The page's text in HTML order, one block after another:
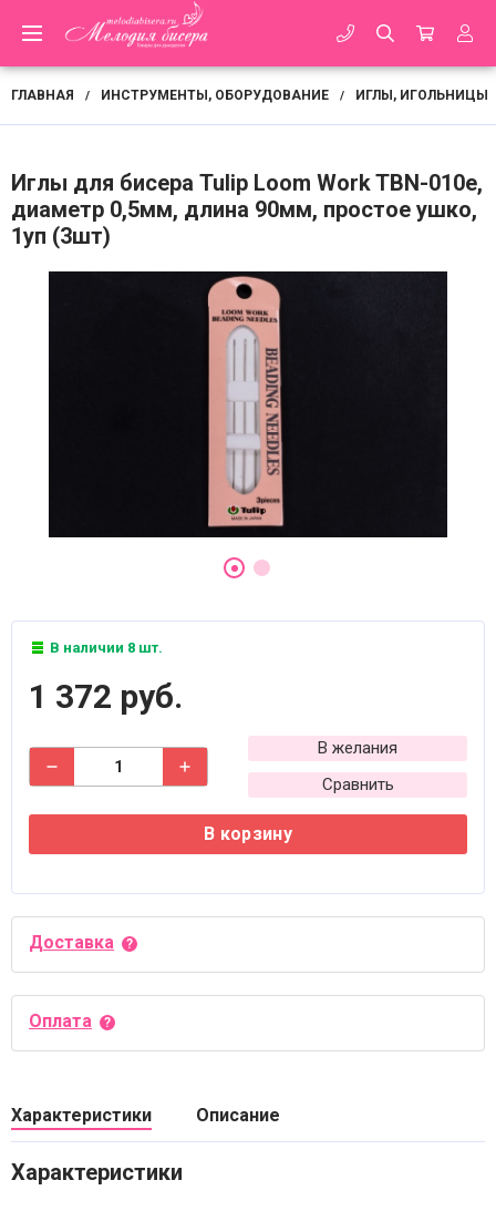
ГЛАВНАЯ / ИНСТРУМЕНТЫ, ОБОРУДОВАНИЕ / ИГЛЫ, ИГОЛЬНИЦЫ
Иглы для бисера Tulip Loom Work TBN-010e,
диаметр 0,5мм, длина 90мм, простое ушко,
1уп (3шт)
В наличии 8 шт.
1 372 руб.
В желания
Сравнить
В корзину
Доставка
Оплата
Характеристики Описание
Характеристики